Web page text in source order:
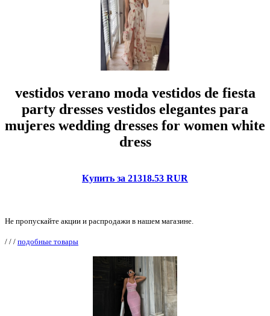
vestidos verano moda vestidos de fiesta
party dresses vestidos elegantes para
mujeres wedding dresses for women white
dress
Купить за 21318.53 RUR
Не пропускайте акции и распродажи в нашем магазине.
/ / / подобные товары